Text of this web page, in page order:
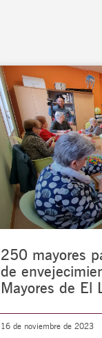
250 mayores
de
Mayores de El
16 de noviembre de 2023